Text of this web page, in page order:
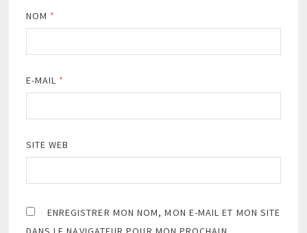
NOM *
E-MAIL *
SITE WEB
ENREGISTRER MON NOM, MON E-MAIL ET MON SITE